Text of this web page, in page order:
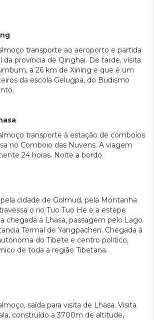
transporte ao aeroporto e partida
da província de Qinghai. De tarde, visita
a 26 km de Xining e que é um
da escola Gelugpa, do Budismo
transporte à estação de comboios
no Comboio das Nuvens. A viagem
24 horas. Noite a bordo.
cidade de Golmud, pela Montanha
o rio Tuo Tuo He e a estepe
chegada a Lhasa, passagem pelo Lago
Termal de Yangpachen. Chegada à
do Tibete e centro politico,
de toda a região Tibetana.
saída para visita de Lhasa. Visita
construído a 3700m de altitude,